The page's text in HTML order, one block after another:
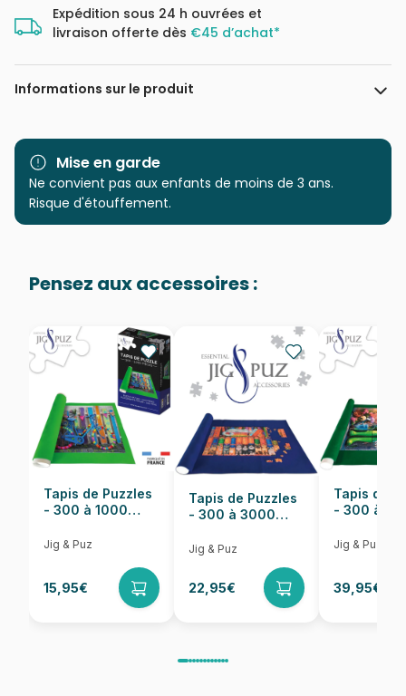
Expédition sous 24 h ouvrées et
livraison offerte dès €45 d’achat*
Informations sur le produit
Marque
Trefl, le leader de l'Europe de
Catégorie
EAN 5900511330601
Nombre de pièces 3000 pièces
Dimensions 116 x 85 cm
Mise en garde
Ne convient pas aux enfants de moins de 3 ans.
Risque d'étouffement.
Pensez aux accessoires :
Tapis de Puzzles
- 300 à 1000
Jig & Puz
15,95€
Tapis de Puzzles
- 300 à 3000
Jig & Puz
22,95€
Tapis de
- 300 à
Jig & Puz
39,95€